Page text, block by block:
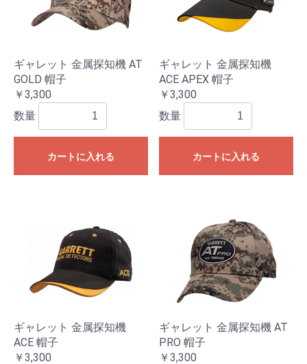
ギャレット 金属探知機 AT
GOLD 帽子
￥3,300
数量
カートに入れる
ギャレット 金属探知機
ACE APEX 帽子
￥3,300
数量
カートに入れる
ギャレット 金属探知機
ACE 帽子
￥3,300
ギャレット 金属探知機 AT
PRO 帽子
￥3,300